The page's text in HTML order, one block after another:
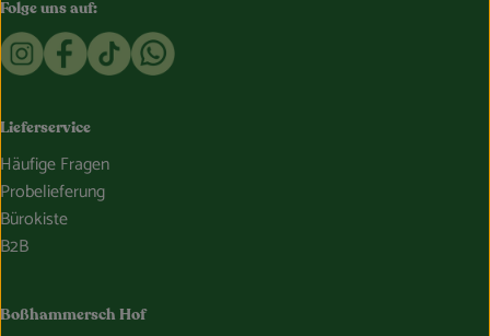
Folge uns auf:
Externer Link zu https://www.instagram.com/
Externer Link zu https://www.facebook.com/
Externer Link zu https://www.tiktok.com/
Externer Link zu https://whatsapp.com/
Lieferservice
Häufige Fragen
Probelieferung
Bürokiste
B2B
Boßhammersch Hof